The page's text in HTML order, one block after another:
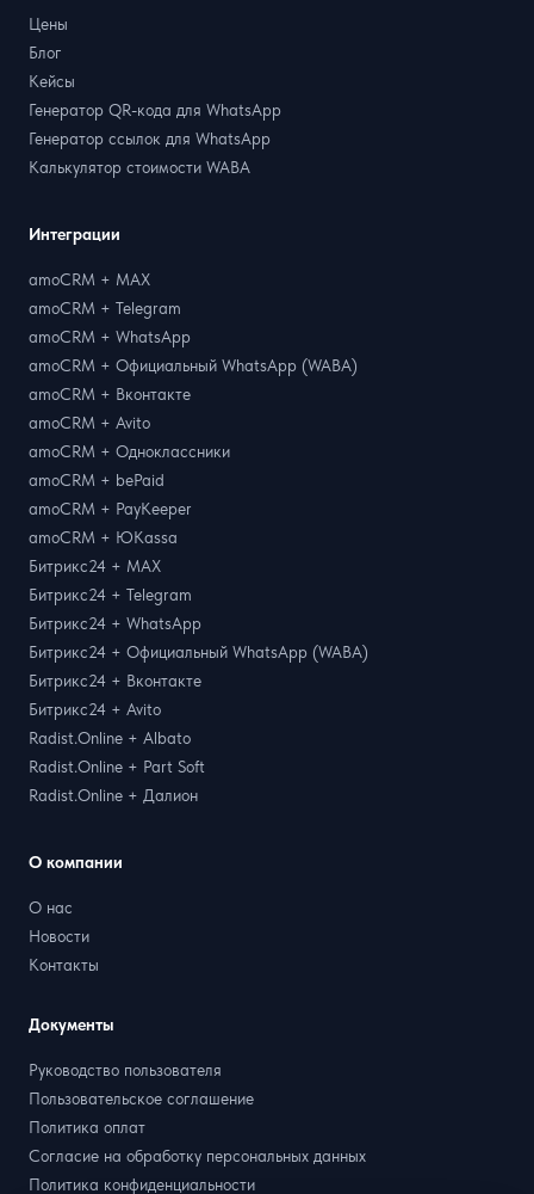
Интеграции
amoCRM + MAX
amoCRM + Telegram
amoCRM + WhatsApp
amoCRM + Официальный WhatsApp (WABA)
amoCRM + Вконтакте
amoCRM + Avito
amoCRM + Одноклассники
amoCRM + bePaid
amoCRM + PayKeeper
amoCRM + ЮKassa
Битрикс24 + MAX
Битрикс24 + Telegram
Битрикс24 + WhatsApp
Битрикс24 + Официальный WhatsApp (WABA)
Битрикс24 + Вконтакте
Битрикс24 + Avito
Radist.Online + Albato
Radist.Online + Part Soft
Radist.Online + Далион
Цены
Блог
Кейсы
Генератор QR-кода для WhatsApp
Генератор ссылок для WhatsApp
Калькулятор стоимости WABA
О компании
О нас
Новости
Контакты
Документы
Руководство пользователя
Пользовательское соглашение
Политика оплат
Согласие на обработку персональных данных
Политика конфиденциальности